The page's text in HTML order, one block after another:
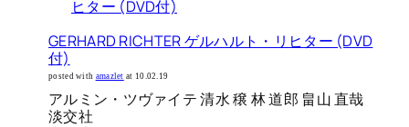
GERHARD RICHTER ゲルハルト・リヒター (DVD
付)
posted with amazlet at 10.02.19
アルミン・ツヴァイテ 清水 穣 林 道郎 畠山 直哉
淡交社